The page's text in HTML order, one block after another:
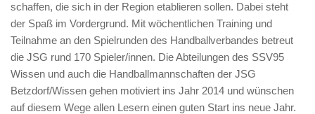
schaffen, die sich in der Region etablieren sollen. Dabei steht
der Spaß im Vordergrund. Mit wöchentlichen Training und
Teilnahme an den Spielrunden des Handballverbandes betreut
die JSG rund 170 Spieler/innen. Die Abteilungen des SSV95
Wissen und auch die Handballmannschaften der JSG
Betzdorf/Wissen gehen motiviert ins Jahr 2014 und wünschen
auf diesem Wege allen Lesern einen guten Start ins neue Jahr.